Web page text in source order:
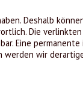
Deshalb
Die
Eine
wir